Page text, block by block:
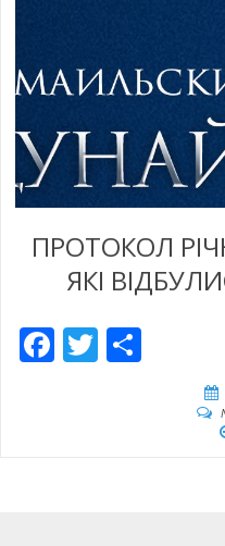
ПРОТОКОЛ
ЯКІ
Facebook
Twitter